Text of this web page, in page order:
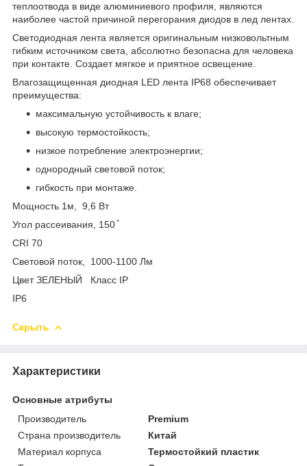
теплоотвода в виде алюминиевого профиля, являются
наиболее частой причиной перегорания диодов в лед лентах.
Светодиодная лента является оригинальным низковольтным
гибким источником света, абсолютно безопасна для человека
при контакте. Создает мягкое и приятное освещение.
Влагозащищенная диодная LED лента IP68 обеспечивает
преимущества:
максимальную устойчивость к влаге;
высокую термостойкость;
низкое потребление электроэнергии;
однородный световой поток;
гибкость при монтаже.
Мощность 1м, 9,6 Вт
Угол рассеивания, 150 ̊
CRI 70
Световой поток, 1000-1100 Лм
Цвет ЗЕЛЕНЫЙ Класс IP
IP6
Скрыть
Характеристики
Основные атрибуты
Производитель
Premium
Страна производитель
Китай
Материал корпуса
Термостойкий пластик